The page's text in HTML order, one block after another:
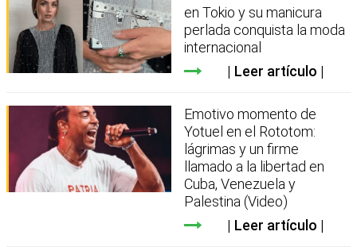
en Tokio y su manicura
perlada conquista la moda
internacional
Leer artículo
Emotivo momento de
Yotuel en el Rototom:
lágrimas y un firme
llamado a la libertad en
Cuba, Venezuela y
Palestina (Video)
Leer artículo